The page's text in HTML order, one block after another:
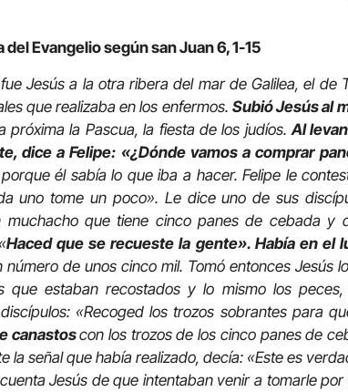
Evangelio según san Juan 6, 1-15
Jesús a la otra ribera del mar de Galilea, el de
que realizaba en los enfermos. Subió Jesús al
próxima la Pascua, la fiesta de los judíos.Al
dice a Felipe: «¿Dónde vamos a comprar
él sabía lo que iba a hacer. Felipe le
uno tome un poco». Le dice uno de sus
muchacho que tiene cinco panes de cebada y
Haced que se recueste la gente». Había en el
número de unos cinco mil. Tomó entonces Jesús
que estaban recostados y lo mismo los
«Recoged los trozos sobrantes para
canastoscon los trozos de los cinco panes de
la señal que había realizado, decía: «Este es
Jesús de que intentaban venir a tomarle